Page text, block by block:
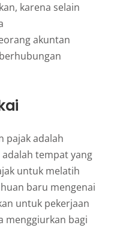
karena selain
akuntan
pajak adalah
tempat yang
untuk melatih
baru mengenai
untuk pekerjaan
menggiurkan bagi